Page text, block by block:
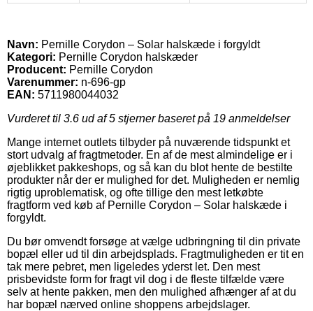
Navn: Pernille Corydon – Solar halskæde i forgyldt
Kategori: Pernille Corydon halskæder
Producent: Pernille Corydon
Varenummer: n-696-gp
EAN: 5711980044032
Vurderet til 3.6 ud af 5 stjerner baseret på 19 anmeldelser
Mange internet outlets tilbyder på nuværende tidspunkt et
stort udvalg af fragtmetoder. En af de mest almindelige er i
øjeblikket pakkeshops, og så kan du blot hente de bestilte
produkter når der er mulighed for det. Muligheden er nemlig
rigtig uproblematisk, og ofte tillige den mest letkøbte
fragtform ved køb af Pernille Corydon – Solar halskæde i
forgyldt.
Du bør omvendt forsøge at vælge udbringning til din private
bopæl eller ud til din arbejdsplads. Fragtmuligheden er tit en
tak mere pebret, men ligeledes yderst let. Den mest
prisbevidste form for fragt vil dog i de fleste tilfælde være
selv at hente pakken, men den mulighed afhænger af at du
har bopæl nærved online shoppens arbejdslager.